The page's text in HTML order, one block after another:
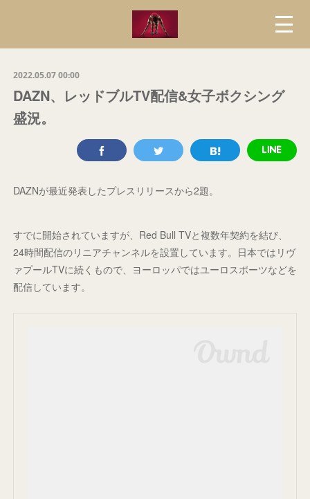
2022.05.07 00:00
DAZN、レッドブルTV配信&女子ボクシング
盛況。
DAZNが最近発表したプレスリリースから2題。
すでに開始されていますが、Red Bull TVと複数年契約を結び、
24時間配信のリニアチャンネルを設置しています。日本ではリヴ
ァプールTVに続くもので、ヨーロッパではユーロスポーツなどを
配信しています。